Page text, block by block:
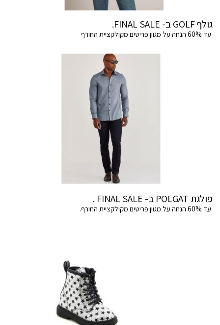
גולף GOLF ב- FINAL SALE.
עד 60% הנחה על מגוון פריטים מקולקציית החורף
פולגת POLGAT ב- FINAL SALE .
עד 60% הנחה על מגוון פריטים מקולקציית החורף.